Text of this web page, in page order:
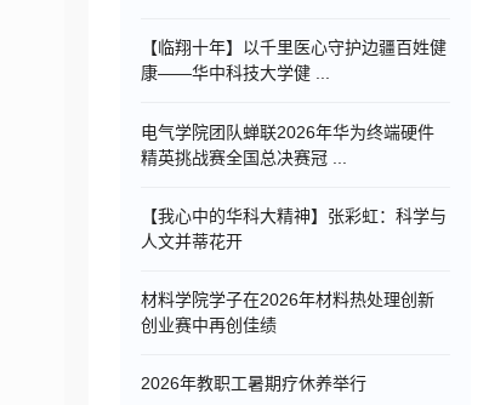
【临翔十年】以千里医心守护边疆百姓健
康——华中科技大学健 ...
电气学院团队蝉联2026年华为终端硬件
精英挑战赛全国总决赛冠 ...
【我心中的华科大精神】张彩虹：科学与
人文并蒂花开
材料学院学子在2026年材料热处理创新
创业赛中再创佳绩
​2026年教职工暑期疗休养举行